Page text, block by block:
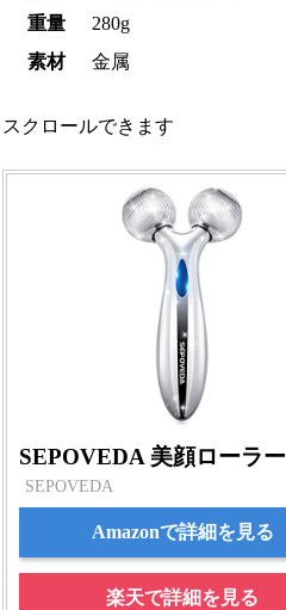
重量
280g
素材
金属
スクロールできます
SEPOVEDA 美顔ローラー
SEPOVEDA
Amazonで詳細を見る
楽天で詳細を見る